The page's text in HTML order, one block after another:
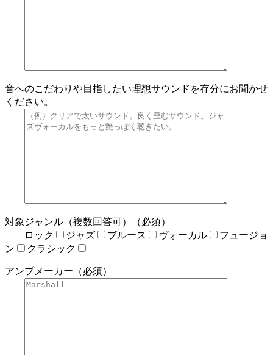
音へのこだわりや目指したい理想サウンドを存分にお聞かせ
ください。
対象ジャンル（複数回答可）（必須）
ロック
ジャズ ブルース ヴォーカル
フュージョ
ン
クラシック
アンプメーカー（必須）